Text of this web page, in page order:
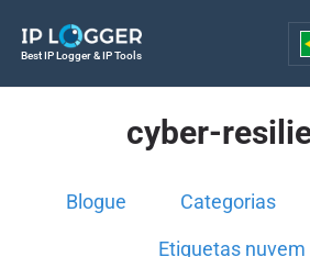
Best IP Logger & IP Tools
cyber-
Blogue Categorias
Etiquetas nuvem